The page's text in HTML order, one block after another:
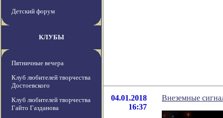
Детский форум
КЛУБЫ
Пятничные вечера
Клуб любителей творчества
Достоевского
Клуб любителей творчества
Гайто Газданова
04.01.2018
16:37
Внеземные